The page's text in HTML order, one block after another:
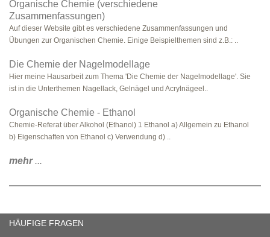
Organische Chemie (verschiedene
Zusammenfassungen)
Auf dieser Website gibt es verschiedene Zusammenfassungen und
Übungen zur Organischen Chemie. Einige Beispielthemen sind z.B.: ..
Die Chemie der Nagelmodellage
Hier meine Hausarbeit zum Thema 'Die Chemie der Nagelmodellage'. Sie
ist in die Unterthemen Nagellack, Gelnägel und Acrylnägeel..
Organische Chemie - Ethanol
Chemie-Referat über Alkohol (Ethanol) 1 Ethanol a) Allgemein zu Ethanol
b) Eigenschaften von Ethanol c) Verwendung d) ..
mehr...
HÄUFIGE FRAGEN